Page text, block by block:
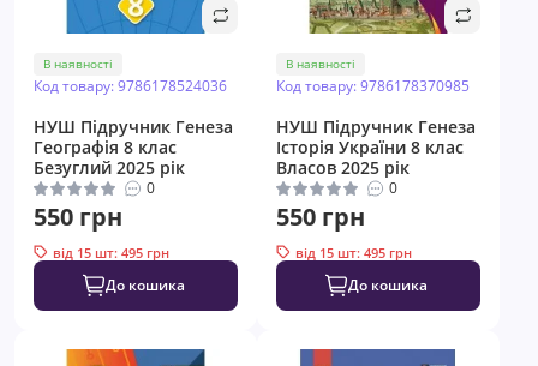
В наявності
Код товару: 9786178524036
НУШ Підручник Генеза
Географія 8 клас
Безуглий 2025 рік
0
550 грн
від 15 шт: 495 грн
До кошика
В наявності
Код товару: 9786178370985
НУШ Підручник Генеза
Історія України 8 клас
Власов 2025 рік
0
550 грн
від 15 шт: 495 грн
До кошика